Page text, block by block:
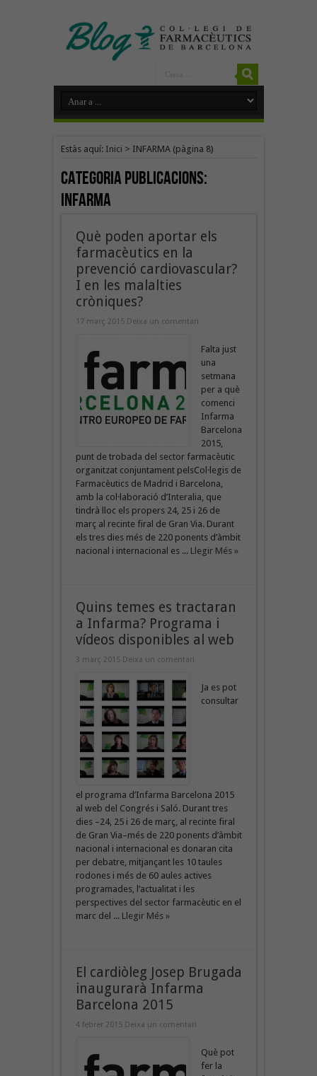
Estàs aquí: Inici > INFARMA(pàgina 8)
Categoria Publicacions:
INFARMA
Què poden aportar els
farmacèutics en la
prevenció cardiovascular?
I en les malalties
cròniques?
17 març 2015 Deixa un comentari
Falta just
una
setmana
per a què
comenci
Infarma
Barcelona
2015,
punt de trobada del sector farmacèutic
organitzat conjuntament pelsCol·legis de
Farmacèutics de Madrid i Barcelona,
amb la col·laboració d’Interalia, que
tindrà lloc els propers 24, 25 i 26 de
març al recinte firal de Gran Via. Durant
els tres dies més de 220 ponents d’àmbit
nacional i internacional es ... Llegir Més »
Quins temes es tractaran
a Infarma? Programa i
vídeos disponibles al web
3 març 2015 Deixa un comentari
Ja es pot
consultar
el programa d’Infarma Barcelona 2015
al web del Congrés i Saló. Durant tres
dies –24, 25 i 26 de març, al recinte firal
de Gran Via–més de 220 ponents d’àmbit
nacional i internacional es donaran cita
per debatre, mitjançant les 10 taules
rodones i més de 60 aules actives
programades, l’actualitat i les
perspectives del sector farmacèutic en el
marc del ... Llegir Més »
El cardiòleg Josep Brugada
inaugurarà Infarma
Barcelona 2015
4 febrer 2015 Deixa un comentari
Què pot
fer la